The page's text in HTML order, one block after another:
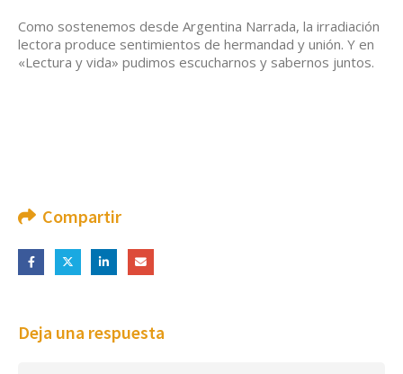
Como sostenemos desde Argentina Narrada, la irradiación
lectora produce sentimientos de hermandad y unión. Y en
«Lectura y vida» pudimos escucharnos y sabernos juntos.
Compartir
Deja una respuesta